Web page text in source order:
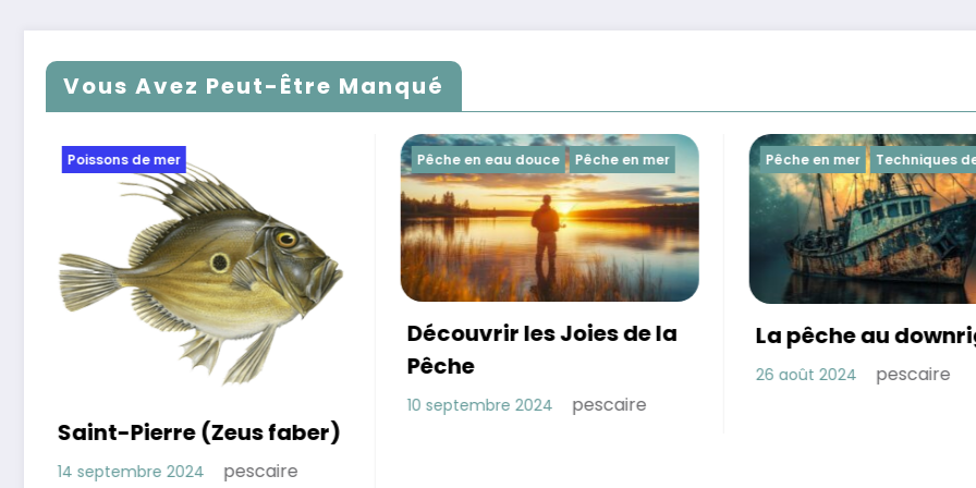
Vous Avez Peut-Être Manqué
(Zeus faber)
pescaire
Pêche en mer
Découvrir les Joies de la
Pêche
pescaire
Pêche en mer Techniques de pêche
La pêche au downrigger
pescaire
Les